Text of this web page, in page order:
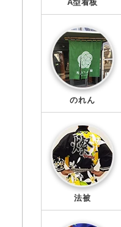
A型看板
のれん
法被